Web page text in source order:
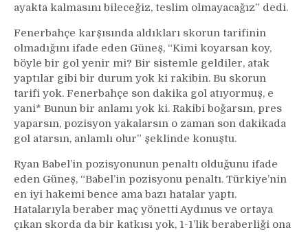
ayakta kalmasını bileceğiz, teslim olmayacağız” dedi.
Fenerbahçe karşısında aldıkları skorun tarifinin
olmadığını ifade eden Güneş, “Kimi koyarsan koy,
böyle bir gol yenir mi? Bir sistemle geldiler, atak
yaptılar gibi bir durum yok ki rakibin. Bu skorun
tarifi yok. Fenerbahçe son dakika gol atıyormuş, e
yani* Bunun bir anlamı yok ki. Rakibi boğarsın, pres
yaparsın, pozisyon yakalarsın o zaman son dakikada
gol atarsın, anlamlı olur” şeklinde konuştu.
Ryan Babel’in pozisyonunun penaltı olduğunu ifade
eden Güneş, “Babel’in pozisyonu penaltı. Türkiye’nin
en iyi hakemi bence ama bazı hatalar yaptı.
Hatalarıyla beraber maç yönetti Aydınus ve ortaya
çıkan skorda da bir katkısı yok, 1-1’lik beraberliği ona